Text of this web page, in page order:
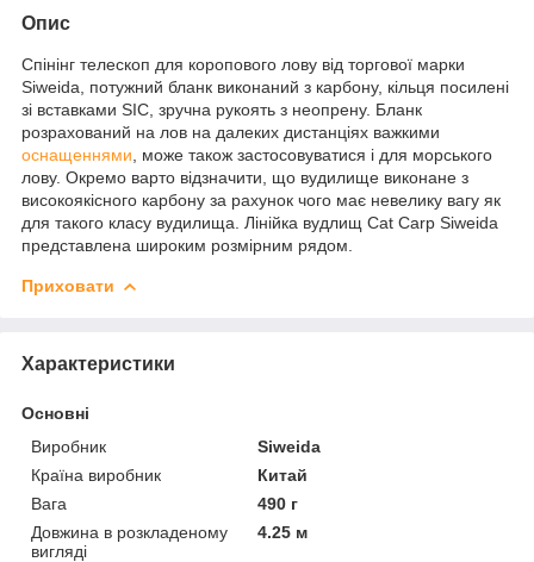
Опис
Спінінг телескоп для коропового лову від торгової марки
Siweida, потужний бланк виконаний з карбону, кільця посилені
зі вставками SIC, зручна рукоять з неопрену. Бланк
розрахований на лов на далеких дистанціях важкими
оснащеннями , може також застосовуватися і для морського
лову. Окремо варто відзначити, що вудилище виконане з
високоякісного карбону за рахунок чого має невелику вагу як
для такого класу вудилища. Лінійка вудлищ Cat Carp Siweida
представлена широким розмірним рядом.
Приховати
Характеристики
Основні
Виробник
Siweida
Країна виробник
Китай
Вага
490 г
Довжина в розкладеному
вигляді
4.25 м